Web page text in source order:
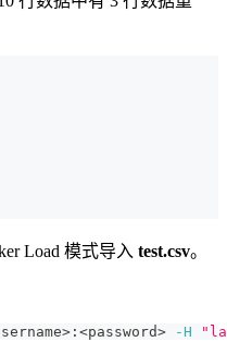
Load 模式导入 test.csv。
> : <password> -H